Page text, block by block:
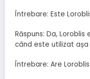
Întrebare: Este
Răspuns: Da,
când este utilizat
Întrebare: Are